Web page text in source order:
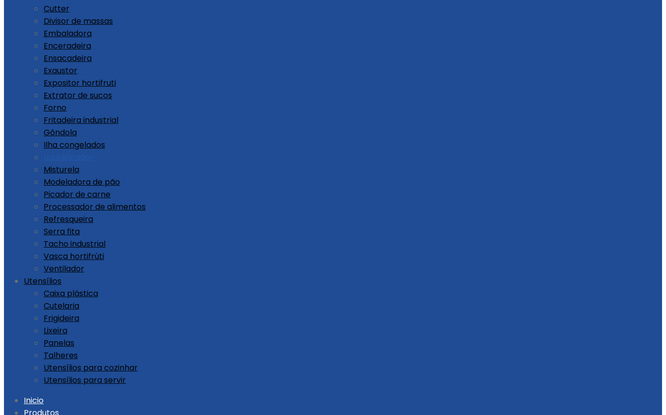
Cutter
Divisor de massas
Embaladora
Enceradeira
Ensacadeira
Exaustor
Expositor hortifruti
Extrator de sucos
Forno
Fritadeira industrial
Gôndola
Ilha congelados
Misturela
Modeladora de pão
Picador de carne
Processador de alimentos
Refresqueira
Serra fita
Tacho industrial
Vasca hortifrúti
Ventilador
Utensílios
Caixa plástica
Cutelaria
Frigideira
Lixeira
Panelas
Talheres
Utensílios para cozinhar
Utensílios para servir
Skip Inicio